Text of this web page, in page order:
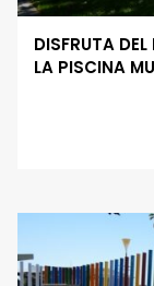
DISFRUTA
LA PISCINA